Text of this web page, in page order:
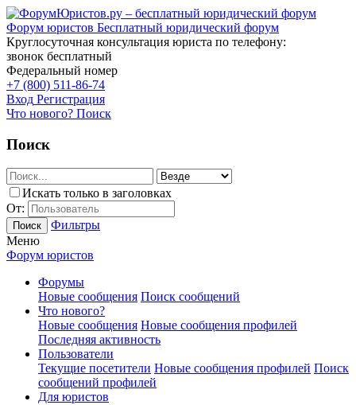
Форум юристов Бесплатный юридический форум
Круглосуточная консультация юриста по телефону:
звонок бесплатный
Федеральный номер
+7 (800) 511-86-74
Вход Регистрация
Что нового? Поиск
Поиск
Искать только в заголовках
От:
Поиск
Фильтры
Меню
Форум юристов
Форумы
Новые сообщения Поиск сообщений
Что нового?
Новые сообщения Новые сообщения профилей
Последняя активность
Пользователи
Текущие посетители Новые сообщения профилей Поиск
сообщений профилей
Для юристов